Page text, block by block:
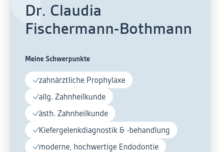
Dr. Claudia
Fischermann-Bothmann
Meine Schwerpunkte
zahnärztliche Prophylaxe
allg. Zahnheilkunde
ästh. Zahnheilkunde
Kiefergelenkdiagnostik & -behandlung
moderne, hochwertige Endodontie